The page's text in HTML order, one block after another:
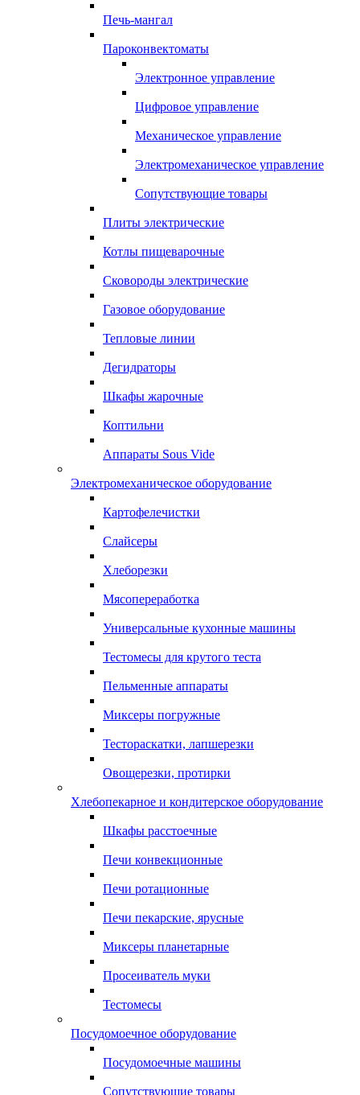
Печь-мангал
Пароконвектоматы
Электронное управление
Цифровое управление
Механическое управление
Электромеханическое управление
Сопутствующие товары
Плиты электрические
Котлы пищеварочные
Сковороды электрические
Газовое оборудование
Тепловые линии
Дегидраторы
Шкафы жарочные
Коптильни
Аппараты Sous Vide
Электромеханическое оборудование
Картофелечистки
Слайсеры
Хлеборезки
Мясопереработка
Универсальные кухонные машины
Тестомесы для крутого теста
Пельменные аппараты
Миксеры погружные
Тестораскатки, лапшерезки
Овощерезки, протирки
Хлебопекарное и кондитерское оборудование
Шкафы расстоечные
Печи конвекционные
Печи ротационные
Печи пекарские, ярусные
Миксеры планетарные
Просеиватель муки
Тестомесы
Посудомоечное оборудование
Посудомоечные машины
Сопутствующие товары